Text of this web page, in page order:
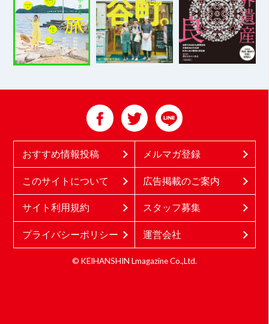
おすすめ情報投稿 メルマガ登録
このサイトについて 広告掲載のご案内
サイト利用規約 スタッフ募集
プライバシーポリシー 運営会社
© KEIHANSHIN Lmagazine Co.,Ltd.